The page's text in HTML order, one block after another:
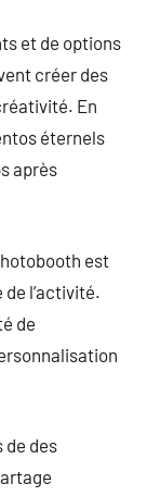
et de options
créer des
En
éternels
après
est
l’activité.
de
de des